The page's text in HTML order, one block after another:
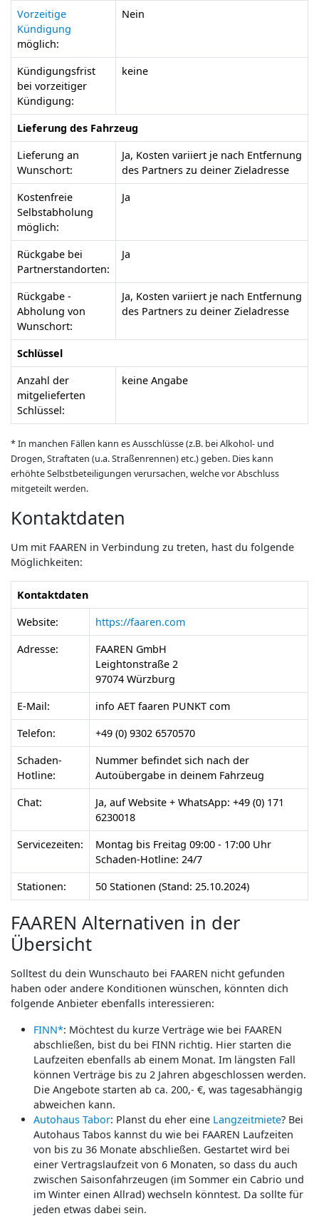
Vorzeitige
Kündigung
möglich:
Nein
Kündigungsfrist
bei vorzeitiger
Kündigung:
keine
Lieferung des Fahrzeug
Lieferung an
Wunschort:
Ja, Kosten variiert je nach Entfernung
des Partners zu deiner Zieladresse
Kostenfreie
Selbstabholung
möglich:
Ja
Rückgabe bei
Partnerstandorten:
Ja
Rückgabe -
Abholung von
Wunschort:
Ja, Kosten variiert je nach Entfernung
des Partners zu deiner Zieladresse
Schlüssel
Anzahl der
mitgelieferten
Schlüssel:
keine Angabe
* In manchen Fällen kann es Ausschlüsse (z.B. bei Alkohol- und
Drogen, Straftaten (u.a. Straßenrennen) etc.) geben. Dies kann
erhöhte Selbstbeteiligungen verursachen, welche vor Abschluss
mitgeteilt werden.
Kontaktdaten
Um mit FAAREN in Verbindung zu treten, hast du folgende
Möglichkeiten:
Kontaktdaten
Website:
https://faaren.com
Adresse:
FAAREN GmbH
Leightonstraße 2
97074 Würzburg
E-Mail:
info AET faaren PUNKT com
Telefon:
+49 (0) 9302 6570570
Schaden-
Hotline:
Nummer befindet sich nach der
Autoübergabe in deinem Fahrzeug
Chat:
Ja, auf Website + WhatsApp: +49 (0) 171
6230018
Servicezeiten:
Montag bis Freitag 09:00 - 17:00 Uhr
Schaden-Hotline: 24/7
Stationen:
50 Stationen (Stand: 25.10.2024)
FAAREN Alternativen in der
Übersicht
Solltest du dein Wunschauto bei FAAREN nicht gefunden
haben oder andere Konditionen wünschen, könnten dich
folgende Anbieter ebenfalls interessieren:
FINN*: Möchtest du kurze Verträge wie bei FAAREN
abschließen, bist du bei FINN richtig. Hier starten die
Laufzeiten ebenfalls ab einem Monat. Im längsten Fall
können Verträge bis zu 2 Jahren abgeschlossen werden.
Die Angebote starten ab ca. 200,- €, was tagesabhängig
abweichen kann.
Autohaus Tabor: Planst du eher eine Langzeitmiete? Bei
Autohaus Tabos kannst du wie bei FAAREN Laufzeiten
von bis zu 36 Monate abschließen. Gestartet wird bei
einer Vertragslaufzeit von 6 Monaten, so dass du auch
zwischen Saisonfahrzeugen (im Sommer ein Cabrio und
im Winter einen Allrad) wechseln könntest. Da sollte für
jeden etwas dabei sein.